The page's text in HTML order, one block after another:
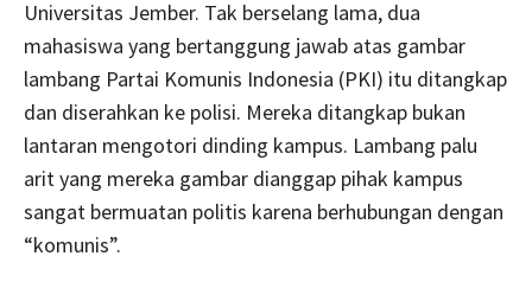
Universitas Jember. Tak berselang lama, dua
mahasiswa yang bertanggung jawab atas gambar
lambang Partai Komunis Indonesia (PKI) itu ditangkap
dan diserahkan ke polisi. Mereka ditangkap bukan
lantaran mengotori dinding kampus. Lambang palu
arit yang mereka gambar dianggap pihak kampus
sangat bermuatan politis karena berhubungan dengan
“komunis”.